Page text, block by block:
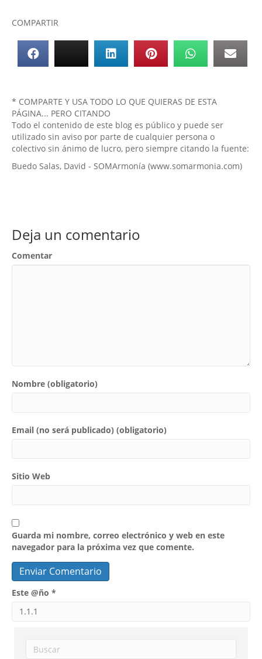
COMPARTIR
* COMPARTE Y USA TODO LO QUE QUIERAS DE ESTA
PÁGINA... PERO CITANDO
Todo el contenido de este blog es público y puede ser
utilizado sin aviso por parte de cualquier persona o
colectivo sin ánimo de lucro, pero siempre citando la fuente:
Buedo Salas, David - SOMArmonía (www.somarmonia.com)
Deja un comentario
Comentar
Nombre (obligatorio)
Email (no será publicado) (obligatorio)
Sitio Web
Guarda mi nombre, correo electrónico y web en este
navegador para la próxima vez que comente.
Este @ño *